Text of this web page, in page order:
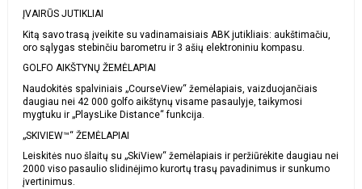
ĮVAIRŪS JUTIKLIAI
Kitą savo trasą įveikite su vadinamaisiais ABK jutikliais: aukštimačiu,
oro sąlygas stebinčiu barometru ir 3 ašių elektroniniu kompasu.
GOLFO AIKŠTYNŲ ŽEMĖLAPIAI
Naudokitės spalviniais „CourseView“ žemėlapiais, vaizduojančiais
daugiau nei 42 000 golfo aikštynų visame pasaulyje, taikymosi
mygtuku ir „PlaysLike Distance“ funkcija.
„SKIVIEW™“ ŽEMĖLAPIAI
Leiskitės nuo šlaitų su „SkiView“ žemėlapiais ir peržiūrėkite daugiau nei
2000 viso pasaulio slidinėjimo kurortų trasų pavadinimus ir sunkumo
įvertinimus.